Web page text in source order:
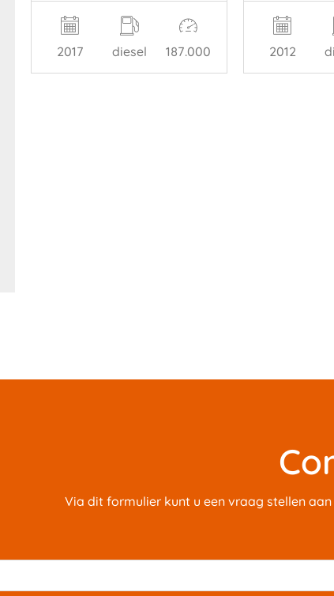
2017 diesel 187.000 2012
Via dit formulier kunt u een vraag stellen